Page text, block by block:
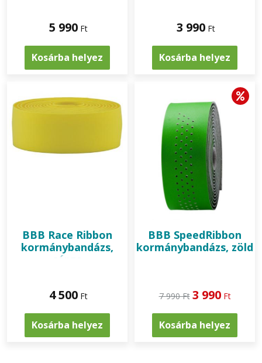
5 990 Ft
Kosárba helyez
3 990 Ft
Kosárba helyez
BBB Race Ribbon
kormánybandázs,
sárga
4 500 Ft
Kosárba helyez
BBB SpeedRibbon
kormánybandázs, zöld
7 990 Ft 3 990 Ft
Kosárba helyez